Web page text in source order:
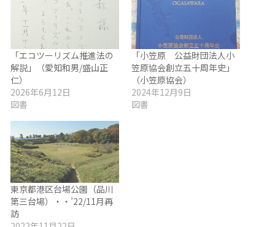
「エコツーリズム推進法の
解説」（愛知和男/盛山正
仁）
2026年6月12日
図書
「小笠原 公益財団法人小
笠原協会創立五十周年史」
（小笠原協会）
2024年12月9日
図書
東京都港区台場公園（品川
第三台場）・・’22/11月再
訪